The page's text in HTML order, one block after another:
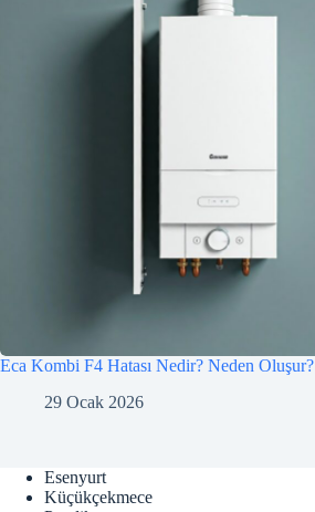
Eca Kombi F4 Hatası Nedir? Neden Oluşur?
29 Ocak 2026
Esenyurt
Küçükçekmece